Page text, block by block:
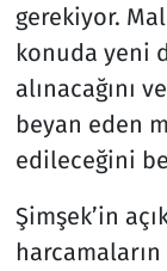
gerekiyor.
konuda yeni
alınacağını
beyan eden
edileceğini
Şimşek’in